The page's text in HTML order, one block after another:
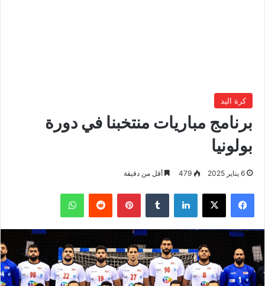
كرة اليد
برنامج مباريات منتخبنا في دورة
بولونيا
6 يناير 2025 479 أقل من دقيقة
فيسبوك ‫X لينكدإن بينتيريست واتساب